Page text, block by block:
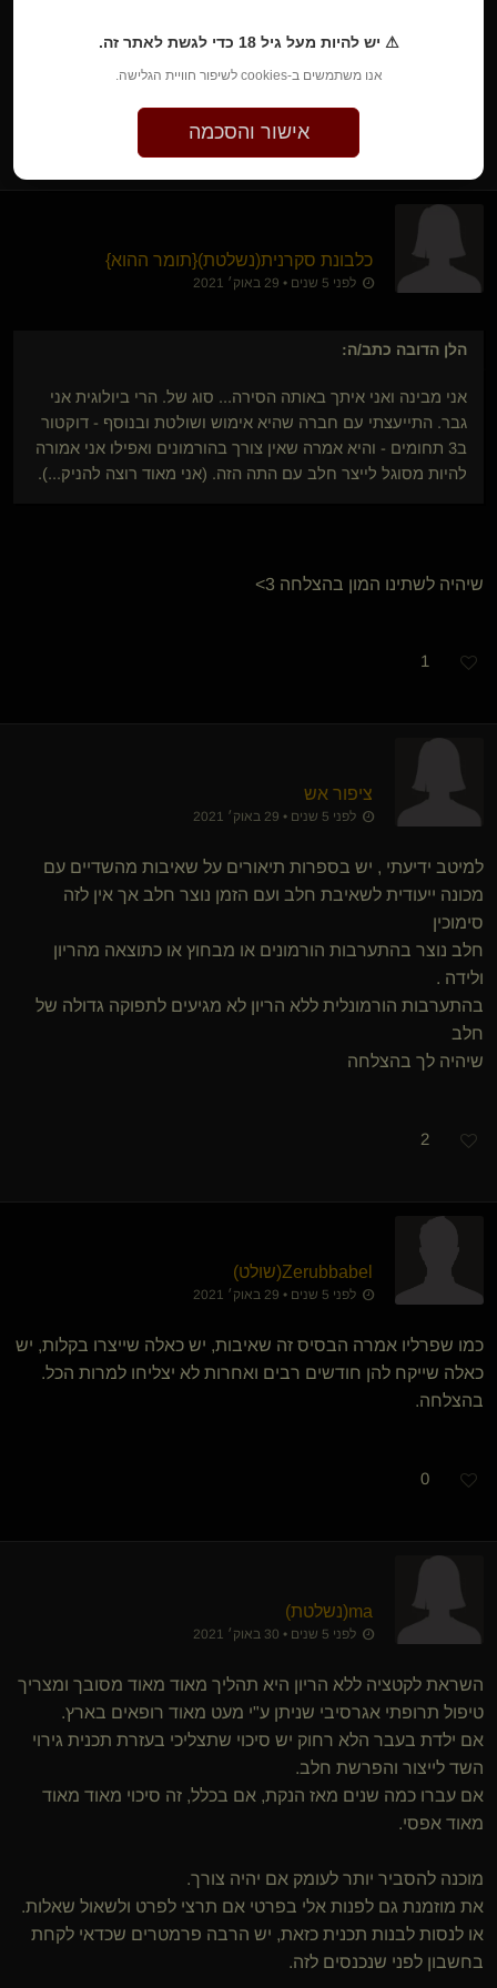
להיות מסוגל לייצר חלב עם התה הזה. (אני מאוד רוצה להניק...)
כלבונת סקרנית​(נשלטת)​{תומר ההוא}
לפני 5 שנים • 29 באוק׳ 2021
הלן הדובה כתב/ה:
אני מבינה ואני איתך באותה הסירה... סוג של. הרי ביולוגית אני
גבר. התייעצתי עם חברה שהיא אימוש ושולטת ובנוסף - דוקטור
ב3 תחומים - והיא אמרה שאין צורך בהורמונים ואפילו אני אמורה
להיות מסוגל לייצר חלב עם התה הזה. (אני מאוד רוצה להניק...).
שיהיה לשתינו המון בהצלחה 3>
1
ציפור אש
לפני 5 שנים • 29 באוק׳ 2021
למיטב ידיעתי , יש בספרות תיאורים על שאיבות מהשדיים עם
מכונה ייעודית לשאיבת חלב ועם הזמן נוצר חלב אך אין לזה
סימוכין
חלב נוצר בהתערבות הורמונים או מבחוץ או כתוצאה מהריון
ולידה .
בהתערבות הורמונלית ללא הריון לא מגיעים לתפוקה גדולה של
חלב
שיהיה לך בהצלחה
2
Zerubbabel​(שולט)
לפני 5 שנים • 29 באוק׳ 2021
כמו שפרליו אמרה הבסיס זה שאיבות, יש כאלה שייצרו בקלות, יש
כאלה שייקח להן חודשים רבים ואחרות לא יצליחו למרות הכל.
בהצלחה.
0
ma​(נשלטת)
לפני 5 שנים • 30 באוק׳ 2021
השראת לקטציה ללא הריון היא תהליך מאוד מאוד מסובך ומצריך
טיפול תרופתי אגרסיבי שניתן ע"י מעט מאוד רופאים בארץ.
אם ילדת בעבר הלא רחוק יש סיכוי שתצליכי בעזרת תכנית גירוי
השד לייצור והפרשת חלב.
אם עברו כמה שנים מאז הנקת, אם בכלל, זה סיכוי מאוד מאוד
מאוד אפסי.
מוכנה להסביר יותר לעומק אם יהיה צורך.
את מוזמנת גם לפנות אלי בפרטי אם תרצי לפרט ולשאול שאלות.
או לנסות לבנות תכנית כזאת, יש הרבה פרמטרים שכדאי לקחת
בחשבון לפני שנכנסים לזה.
⚠ יש להיות מעל גיל 18 כדי לגשת לאתר זה.
אנו משתמשים ב-cookies לשיפור חוויית הגלישה.
אישור והסכמה